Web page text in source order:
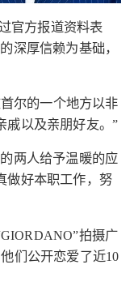
官方报道资料表
深厚信赖为基础，
尔的一个地方以非
戚以及亲朋好友。”
两人给予温暖的应
做好本职工作，努
拍摄广
们公开恋爱了近10